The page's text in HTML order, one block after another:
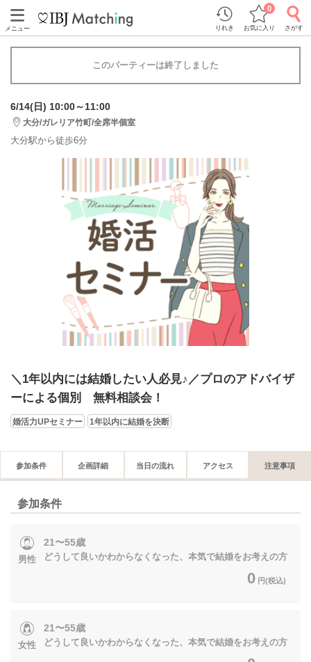
メニュー りれき お気に入り
0
さがす
このパーティーは終了しました
6/14(日) 10:00～11:00
大分/ガレリア竹町/全席半個室
大分駅から徒歩6分
＼1年以内には結婚したい人必見♪／プロのアドバイザ
ーによる個別 無料相談会！
婚活力UPセミナー 1年以内に結婚を決断
参加条件 企画詳細 当日の流れ アクセス 注意事項
参加条件
男性
21〜55歳
どうして良いかわからなくなった、本気で結婚をお考えの方
0 円(税込)
女性
21〜55歳
どうして良いかわからなくなった、本気で結婚をお考えの方